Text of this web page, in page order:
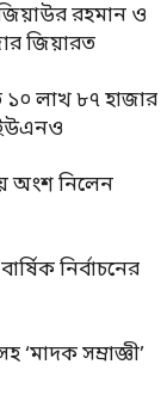
জিয়াউর রহমান ও
জিয়ারত
১০ লাখ ৮৭ হাজার
ইউএনও
অংশ নিলেন
নির্বাচনের
‘মাদক সম্রাজ্ঞী’